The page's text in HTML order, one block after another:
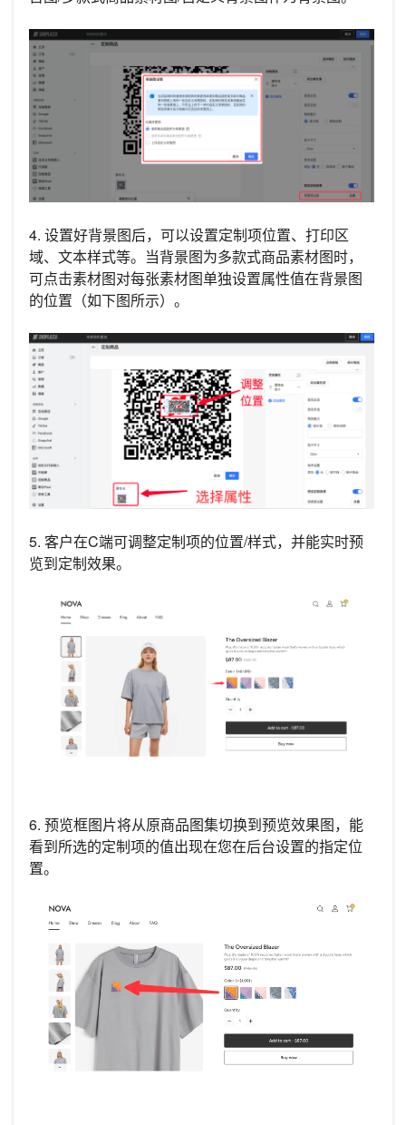
4. 设置好背景图后，可以设置定制项位置、打印区
域、文本样式等。当背景图为多款式商品素材图时，
可点击素材图对每张素材图单独设置属性值在背景图
的位置（如下图所示）。
5. 客户在C端可调整定制项的位置/样式，并能实时预
览到定制效果。
6. 预览框图片将从原商品图集切换到预览效果图，能
看到所选的定制项的值出现在您在后台设置的指定位
置。